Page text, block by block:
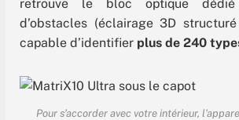
retrouve le bloc optique dédié
d’obstacles (éclairage 3D
capable d’identifier plus de 240
Pour s’accorder avec votre intérieur,